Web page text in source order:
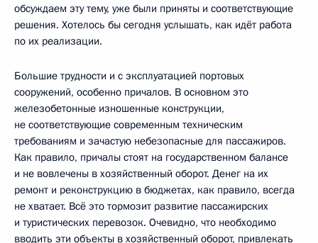
обсуждаем эту тему, уже были приняты и соответствующие
решения. Хотелось бы сегодня услышать, как идёт работа
по их реализации.
Большие трудности и с эксплуатацией портовых
сооружений, особенно причалов. В основном это
железобетонные изношенные конструкции,
не соответствующие современным техническим
требованиям и зачастую небезопасные для пассажиров.
Как правило, причалы стоят на государственном балансе
и не вовлечены в хозяйственный оборот. Денег на их
ремонт и реконструкцию в бюджетах, как правило, всегда
не хватает. Всё это тормозит развитие пассажирских
и туристических перевозок. Очевидно, что необходимо
вводить эти объекты в хозяйственный оборот, привлекать